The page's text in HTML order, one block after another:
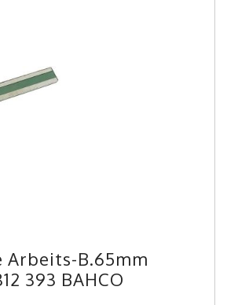
Arbeits-B.65mm
393 BAHCO